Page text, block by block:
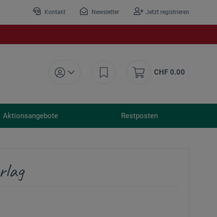
Kontakt Newsletter Jetzt registrieren
CHF 0.00
Aktionsangebote Restposten